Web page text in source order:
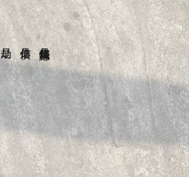
你是我情緣
你是債
是劫